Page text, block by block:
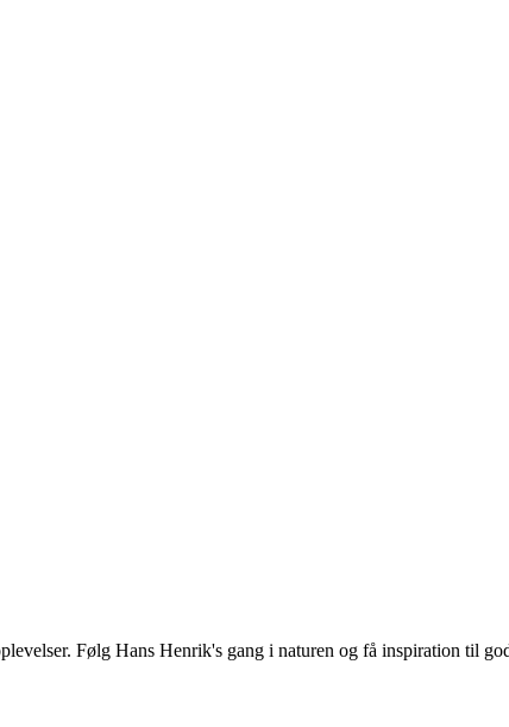
Følg Hans Henrik's gang i naturen og få inspiration til